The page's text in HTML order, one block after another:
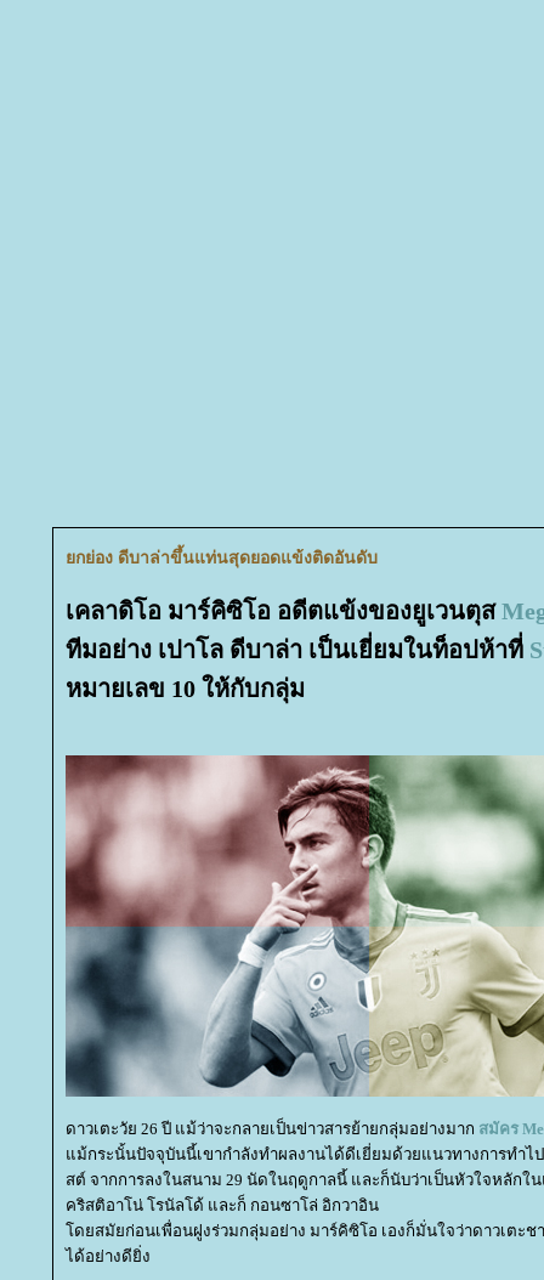
กย่อง ดีบาล่าขึ้นแท่นสุดยอดแข้งติดอันดับ
เคลาดิโอ มาร์คิซิโอ อดีตแข้งของยูเวนตุส
ทีมอย่าง เปาโล ดีบาล่า เป็นเยี่ยมในท็อปห้าที่
หมายเลข 10 ให้กับกลุ่ม
ดาวเตะวัย 26 ปี แม้ว่าจะกลายเป็นข่าวสารย้ายกลุ่มอย่างมาก สมัคร
ม้กระนั้นปัจจุบันนี้เขากำลังทำผลงานได้ดีเยี่ยมด้วยแนวทางการทำไ
สต์ จากการลงในสนาม 29 นัดในฤดูกาลนี้ และก็นับว่าเป็นหัวใจหลักใ
คริสติอาโน่ โรนัลโด้ และก็ กอนซาโล่ อิกวาอิน
ดยสมัยก่อนเพื่อนฝูงร่วมกลุ่มอย่าง มาร์คิซิโอ เองก็มั่นใจว่าดาวเตะช
ได้อย่างดียิ่ง